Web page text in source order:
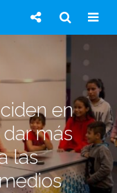
en
más
las